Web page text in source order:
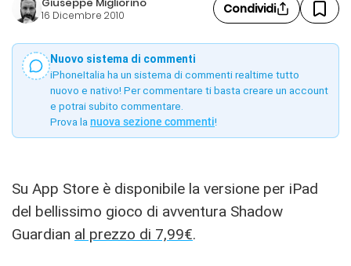
16 Dicembre 2010 Condividi
Nuovo sistema di commenti
iPhoneItalia ha un sistema di commenti realtime tutto
nuovo e nativo! Per commentare ti basta creare un account
e potrai subito commentare.
Prova la nuova sezione commenti!
Su App Store è disponibile la versione per iPad
del bellissimo gioco di avventura Shadow
Guardian al prezzo di 7,99€.